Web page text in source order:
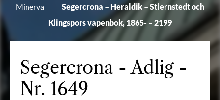
Minerva
Segercrona – Heraldik – Stiernstedt och
Klingspors vapenbok, 1865- – 2199
Segercrona - Adlig -
Nr. 1649